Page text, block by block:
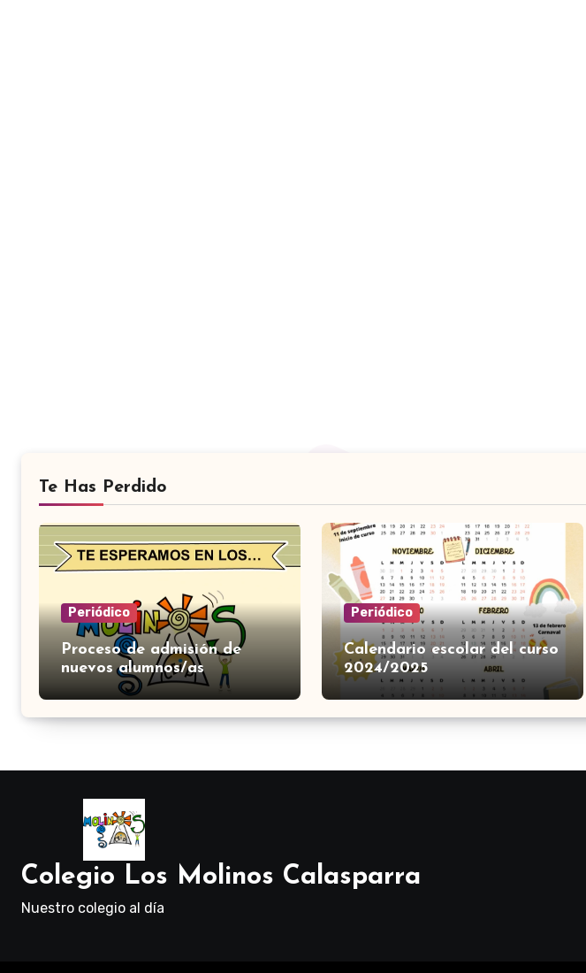
Te Has Perdido
Periódico
Proceso de admisión de
nuevos alumnos/as
Periódico
Calendario escolar del curso
2024/2025
Colegio Los Molinos Calasparra
Nuestro colegio al día